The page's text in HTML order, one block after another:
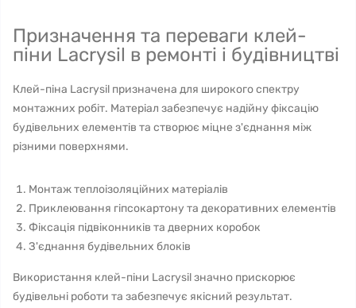
Призначення та переваги клей-
піни Lacrysil в ремонті і будівництві
Клей-піна Lacrysil призначена для широкого спектру
монтажних робіт. Матеріал забезпечує надійну фіксацію
будівельних елементів та створює міцне з'єднання між
різними поверхнями.
Монтаж теплоізоляційних матеріалів
Приклеювання гіпсокартону та декоративних елементів
Фіксація підвіконників та дверних коробок
З'єднання будівельних блоків
Використання клей-піни Lacrysil значно прискорює
будівельні роботи та забезпечує якісний результат.